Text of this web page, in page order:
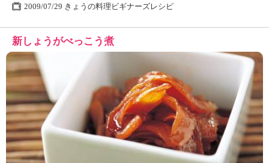
2009/07/29 きょうの料理ビギナーズレシピ
新しょうがべっこう煮